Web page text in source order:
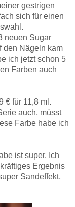
gestrigen
sich für einen
neuen Sugar
den Nägeln kam
ich jetzt schon 5
Farben auch
€ für 11,8 ml.
auch, müsst
Farbe habe ich
ist super. Ich
Ergebnis
Sandeffekt,